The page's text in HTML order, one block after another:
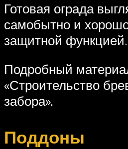
Готовая ограда
самобытно и
защитной функцией.
Подробный
«Строительство
забора».
Поддоны